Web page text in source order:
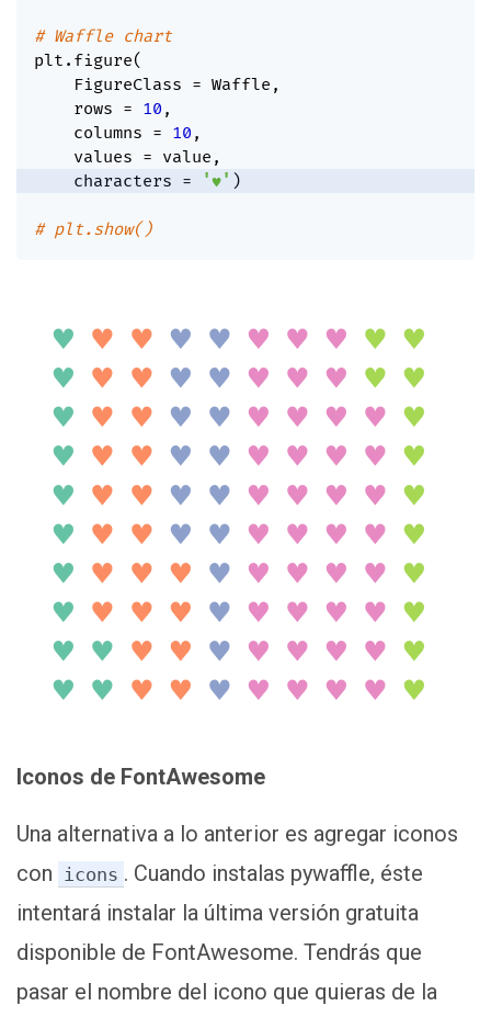
# Waffle chart
plt . figure(
    FigureClass
= Waffle ,
    rows
= 10 ,
    columns
= 10 ,
    values
= value ,
    characters
= '♥' )
# plt.show()
Iconos de FontAwesome
Una alternativa a lo anterior es agregar iconos
con icons . Cuando instalas pywaffle, éste
intentará instalar la última versión gratuita
disponible de FontAwesome. Tendrás que
pasar el nombre del icono que quieras de la